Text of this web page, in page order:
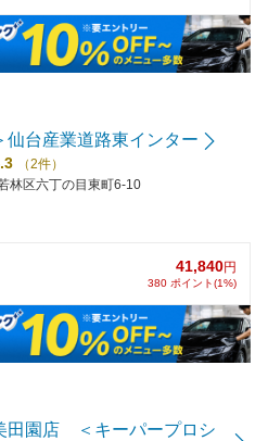
仙台産業道路東インター
（2件）
林区六丁の目東町6-10
41,840円
380 ポイント(1%)
田園店 ＜キーパープロシ